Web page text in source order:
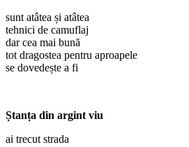
sunt atâtea și atâtea
tehnici de camuflaj
dar cea mai bună
tot dragostea pentru aproapele
se dovedește a fi
Ștanța din argint viu
ai trecut strada